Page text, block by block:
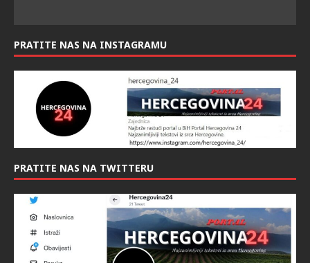
PRATITE NAS NA INSTAGRAMU
PRATITE NAS NA TWITTERU